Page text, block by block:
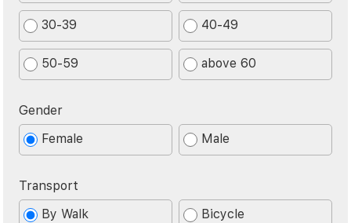
30-39 40-49
50-59 above 60
Gender
Female
Male
Transport
By Walk
Bicycle